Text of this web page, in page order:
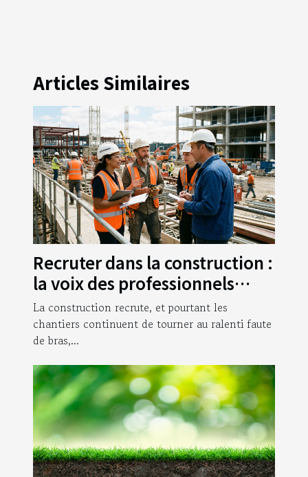
Articles Similaires
Recruter dans la construction :
la voix des professionnels
enfin entendue
La construction recrute, et pourtant les
chantiers continuent de tourner au ralenti faute
de bras,...